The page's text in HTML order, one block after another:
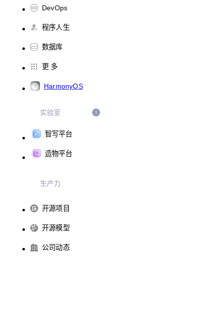
DevOps
程序人生
数据库
更 多
HarmonyOS
实验室
智写平台
造物平台
生产力
开源项目
开源模型
公司动态